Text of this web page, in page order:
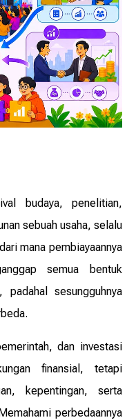
budaya, penelitian,
sebuah usaha, selalu
mana pembiayaannya
semua bentuk
sesungguhnya
dan investasi
finansial, tetapi
kepentingan, serta
perbedaannya